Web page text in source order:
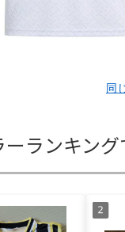
同
ランキング